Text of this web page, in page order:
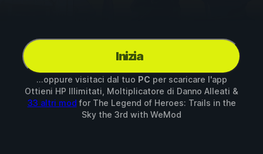
Inizia
...oppure visitaci dal tuo PC per scaricare l'app
Ottieni HP Illimitati, Moltiplicatore di Danno Alleati &
33 altri mod for The Legend of Heroes: Trails in the
Sky the 3rd with WeMod